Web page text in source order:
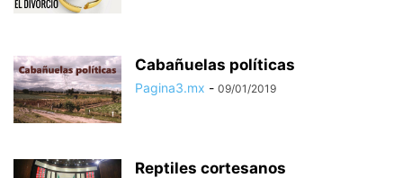
Cabañuelas políticas
Pagina3.mx - 09/01/2019
Reptiles cortesanos